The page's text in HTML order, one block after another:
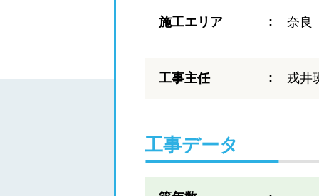
施工エリア 奈良
工事主任 戎井
工事データ